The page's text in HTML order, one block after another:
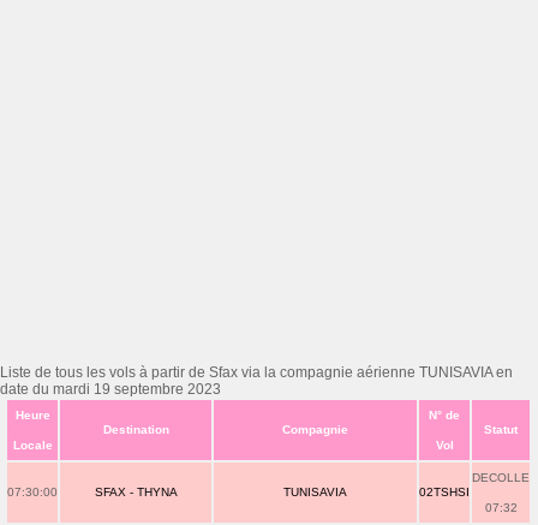
Liste de tous les vols à partir de Sfax via la compagnie aérienne TUNISAVIA en
date du mardi 19 septembre 2023
Heure
Locale
Destination Compagnie
N° de
Vol
Statut
07:30:00 SFAX - THYNA TUNISAVIA 02TSHSI
DECOLLE
07:32